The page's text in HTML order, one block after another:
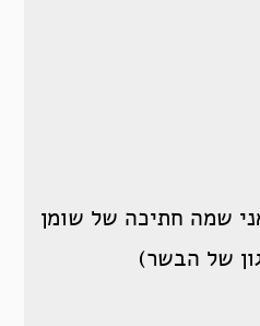
שמה חתיכה של שומן
של הבשר)